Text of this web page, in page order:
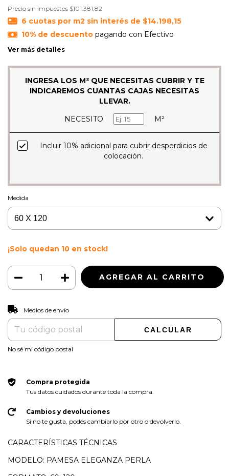
Precio sin impuestos $101.381,82
6 cuotas por m2 sin interés de $14.198,15
10% de descuentopagando con Efectivo
Ver más detalles
INGRESA LOS M² QUE NECESITAS CUBRIR Y TE
INDICAREMOS CUANTAS CAJAS NECESITAS
LLEVAR.
NECESITO
M²
Incluir 10% adicional para cubrir desperdicios de
colocación.
Medida
¡Solo quedan 10 en stock!
Entregas para el CP:
Medios de envío
CALCULAR
No sé mi código postal
Compra protegida
Tus datos cuidados durante toda la compra.
Cambios y devoluciones
Si no te gusta, podés cambiarlo por otro o devolverlo.
CARACTERÍSTICAS TÉCNICAS
MODELO: PAMESA ELEGANZA PERLA